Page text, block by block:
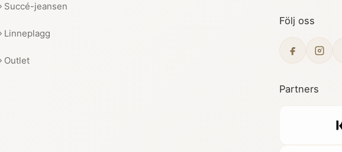
Succé-jeansen
Linneplagg
Outlet
Följ oss
Partners